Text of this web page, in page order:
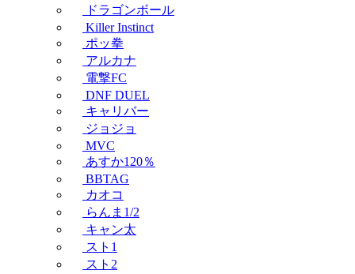
ドラゴンボール
Killer Instinct
ポッ拳
アルカナ
電撃FC
DNF DUEL
キャリバー
ジョジョ
MVC
あすか120％
BBTAG
カオコ
らんま1/2
キャン太
スト1
スト2